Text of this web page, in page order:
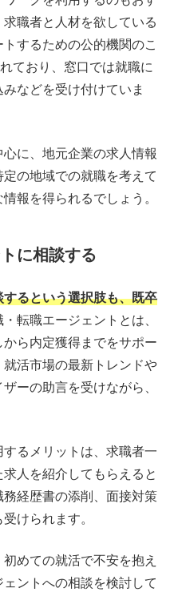
職者と人材を欲している
するための公的機関のこ
ており、窓口では就職に
などを受け付けていま
に、地元企業の求人情報
の地域での就職を考えて
報を得られるでしょう。
に相談する
るという選択肢も、既卒
転職エージェントとは、
ら内定獲得までをサポー
就活市場の最新トレンドや
ーの助言を受けながら、
るメリットは、求職者一
人を紹介してもらえると
経歴書の添削、面接対策
けられます。
めての就活で不安を抱え
ントへの相談を検討して